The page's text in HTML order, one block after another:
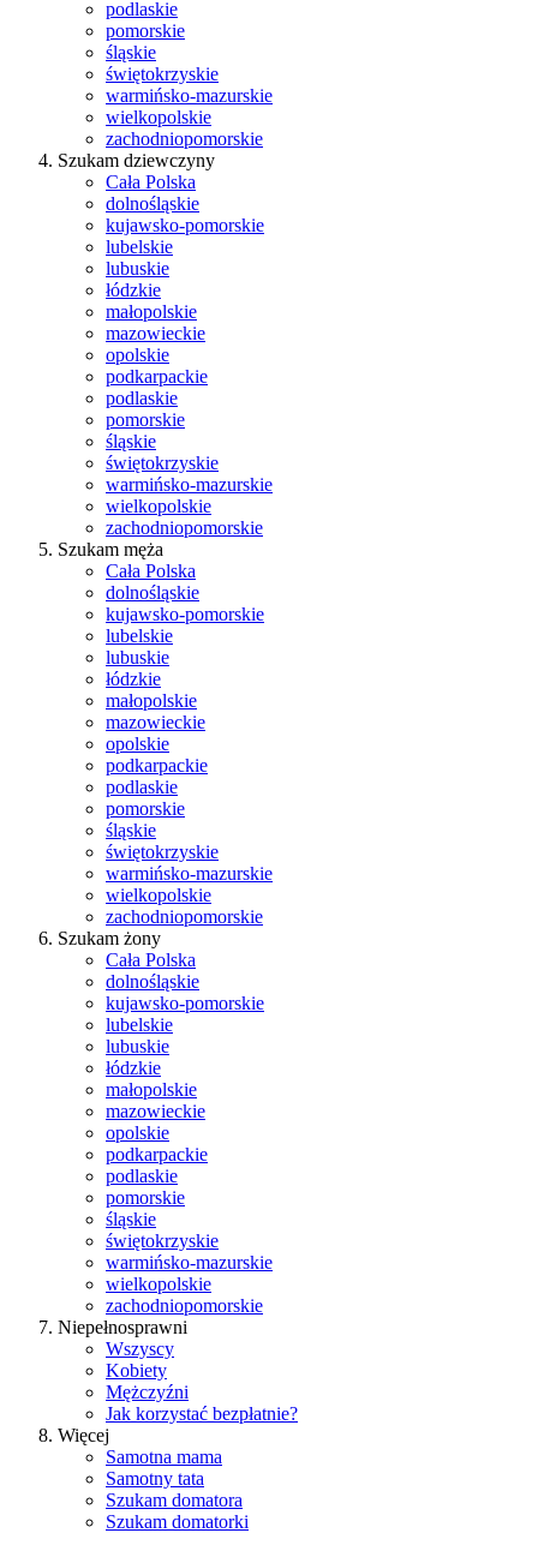
podlaskie
pomorskie
śląskie
świętokrzyskie
warmińsko-mazurskie
wielkopolskie
zachodniopomorskie
Szukam dziewczyny
Cała Polska
dolnośląskie
kujawsko-pomorskie
lubelskie
lubuskie
łódzkie
małopolskie
mazowieckie
opolskie
podkarpackie
podlaskie
pomorskie
śląskie
świętokrzyskie
warmińsko-mazurskie
wielkopolskie
zachodniopomorskie
Szukam męża
Cała Polska
dolnośląskie
kujawsko-pomorskie
lubelskie
lubuskie
łódzkie
małopolskie
mazowieckie
opolskie
podkarpackie
podlaskie
pomorskie
śląskie
świętokrzyskie
warmińsko-mazurskie
wielkopolskie
zachodniopomorskie
Szukam żony
Cała Polska
dolnośląskie
kujawsko-pomorskie
lubelskie
lubuskie
łódzkie
małopolskie
mazowieckie
opolskie
podkarpackie
podlaskie
pomorskie
śląskie
świętokrzyskie
warmińsko-mazurskie
wielkopolskie
zachodniopomorskie
Niepełnosprawni
Wszyscy
Kobiety
Mężczyźni
Jak korzystać bezpłatnie?
Więcej
Samotna mama
Samotny tata
Szukam domatora
Szukam domatorki